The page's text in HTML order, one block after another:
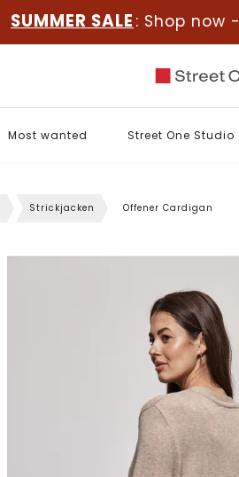
SUMMER SALE : Shop now -
Most wanted Street One Studio
Strickjacken Offener Cardigan